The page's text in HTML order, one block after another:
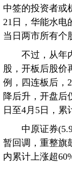
中签的投资者或
21日，华能水电
当日两市所有个
不过，从年内
股，开板后股价
例，四连板后，
降后升，开盘后
日至4月5日，累
中原证券
暂回调，重整旗
内累计上涨超